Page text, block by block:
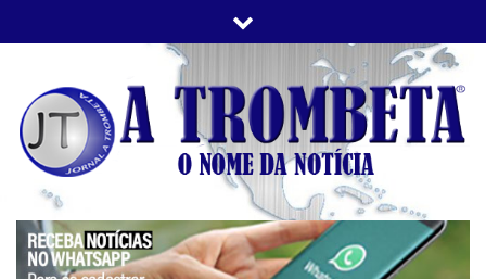
to
JORNAL A TROMBETA
O Nome da Notícia